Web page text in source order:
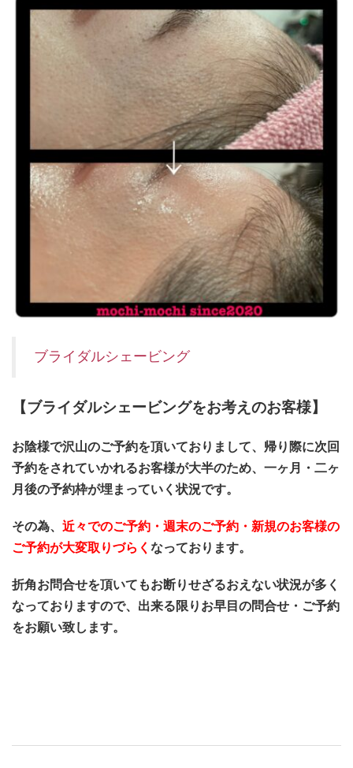
ブライダルシェービング
【ブライダルシェービングをお考えのお客様】
お陰様で沢山のご予約を頂いておりまして、帰り際に次回
予約をされていかれるお客様が大半のため、一ヶ月・二ヶ
月後の予約枠が埋まっていく状況です。
その為、 近々でのご予約・週末のご予約・新規のお客様の
ご予約が大変取りづらく なっております。
折角お問合せを頂いてもお断りせざるおえない状況が多く
なっておりますので、 出来る限りお早目の問合せ・ご予約
をお願い致します。